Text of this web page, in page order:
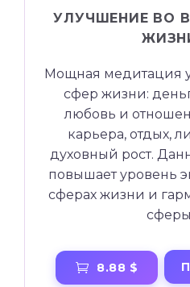
УЛУЧШЕНИЕ ВО
Мощная медитация
сфер жизни:
любовь и
карьера, отдых,
духовный рост.
повышает уровень
сферах жизни и
8.88 $